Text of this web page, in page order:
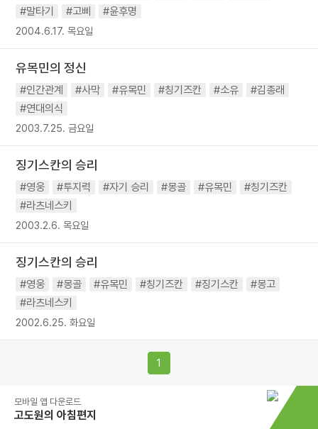
#말타기
#고삐 #윤후명
2004.6.17. 목요일
유목민의 정신
#인간관계 #사막 #유목민 #칭기즈칸 #소유
#김종래
#연대의식
2003.7.25. 금요일
징기스칸의 승리
#영웅 #투지력 #자기 승리 #몽골 #유목민
#칭기즈칸
#라츠네스키
2003.2.6. 목요일
징기스칸의 승리
#영웅 #몽골 #유목민 #칭기즈칸 #징기스칸
#몽고
#라츠네스키
2002.6.25. 화요일
1
모바일 앱 다운로드
고도원의 아침편지